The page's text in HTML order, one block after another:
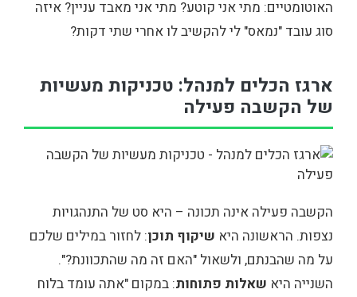
האוטומטיים: מתי אני קוטע? מתי אני מאבד עניין? איזה
סוג עובד "נמאס" לי להקשיב לו אחרי שתי דקות?
ארגז הכלים למנהל: טכניקות מעשיות
של הקשבה פעילה
הקשבה פעילה אינה תכונה – היא סט של התנהגויות
נצפות. הראשונה היא שיקוף תוכן: לחזור במילים שלכם
על מה שהבנתם, ולשאול "האם זה מה שהתכוונת?".
השנייה היא שאלות פתוחות: במקום "אתה עומד בלוח